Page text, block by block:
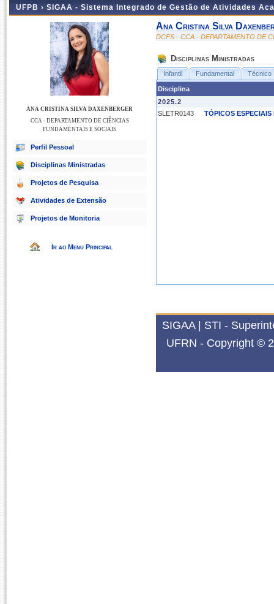
UFPB › SIGAA - Sistema Integrado de Gestão de Atividades
ANA CRISTINA SILVA DAXENBERGER
CCA - DEPARTAMENTO DE CIÊNCIAS
FUNDAMENTAIS E SOCIAIS
Perfil Pessoal
Disciplinas Ministradas
Projetos de Pesquisa
Atividades de Extensão
Projetos de Monitoria
Ir ao Menu Principal
Ana Cristina Silva
DCFS - CCA - DEPARTAMENTO DE
Disciplinas Ministradas
Infantil Fundamental Técnico
Disciplina
2025.2
SLETR0143
TÓPICOS
SIGAA | STI -
UFRN - Copyright ©